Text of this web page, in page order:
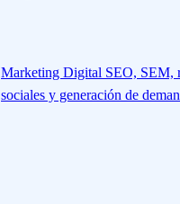
Marketing Digital SEO, SEM,
sociales y generación de